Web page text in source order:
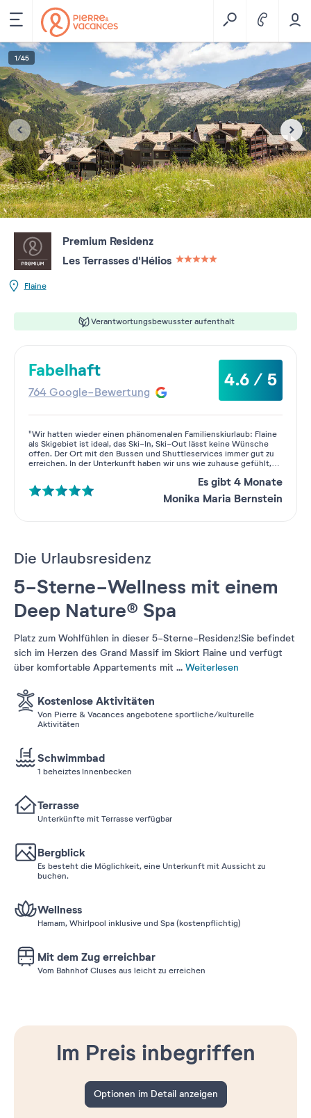
Premium Residenz
Les Terrasses d'Hélios
Flaine
Verantwortungsbewusster aufenthalt
1/45
Fabelhaft
764 Google-Bewertung
4.6 / 5
"Wir hatten wieder einen phänomenalen Familienskiurlaub: Flaine
als Skigebiet ist ideal, das Ski-In, Ski-Out lässt keine Wünsche
offen. Der Ort mit den Bussen und Shuttleservices immer gut zu
erreichen. In der Unterkunft haben wir uns wie zuhause gefühlt,
Bereichen des Hauses. Wir kommen nächstes Jahr wieder zum
Skifahren: Bis dahin! ?"
Es gibt 4 Monate
Monika Maria Bernstein
Die Urlaubsresidenz
5-Sterne-Wellness mit einem
Deep Nature® Spa
Platz zum Wohlfühlen in dieser 5-Sterne-Residenz!Sie befindet
sich im Herzen des Grand Massif im Skiort Flaine und verfügt
über komfortable Appartements mit ... Weiterlesen
Kostenlose Aktivitäten
Von Pierre & Vacances angebotene sportliche/kulturelle
Aktivitäten
Schwimmbad
1 beheiztes Innenbecken
Terrasse
Unterkünfte mit Terrasse verfügbar
Bergblick
Es besteht die Möglichkeit, eine Unterkunft mit Aussicht zu
buchen.
Wellness
Hamam, Whirlpool inklusive und Spa (kostenpflichtig)
Mit dem Zug erreichbar
Vom Bahnhof Cluses aus leicht zu erreichen
Im Preis inbegriffen
Optionen im Detail anzeigen